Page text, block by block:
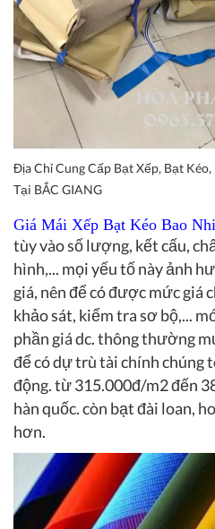
Địa Chỉ Cung Cấp Bạt Xếp, Bạt
Tại BẮC GIANG
Giá Mái Xếp Bạt Kéo Bao
tùy vào số lượng, kết cấu,
hình,... mọi yếu tố này ảnh
giá, nên để có được mức giá
khảo sát, kiểm tra sơ bộ,...
phần giá dc. thông thường
để có dự trù tài chính chúng
động. từ 315.000đ/m2 đến
hàn quốc. còn bạt đài loan,
hơn.